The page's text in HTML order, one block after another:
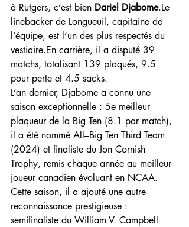
à Rutgers, c’est bien Dariel Djabome.Le
linebacker de Longueuil, capitaine de
l’équipe, est l’un des plus respectés du
vestiaire.En carrière, il a disputé 39
matchs, totalisant 139 plaqués, 9.5
pour perte et 4.5 sacks.
L’an dernier, Djabome a connu une
saison exceptionnelle : 5e meilleur
plaqueur de la Big Ten (8.1 par match),
il a été nommé All–Big Ten Third Team
(2024) et finaliste du Jon Cornish
Trophy, remis chaque année au meilleur
joueur canadien évoluant en NCAA.
Cette saison, il a ajouté une autre
reconnaissance prestigieuse :
semifinaliste du William V. Campbell